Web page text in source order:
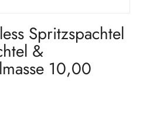
Spritzspachtel
&
10,00